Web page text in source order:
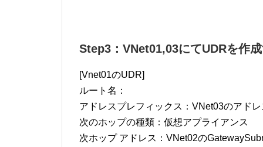
Step3：VNet01,03にてUDRを作
[Vnet01のUDR]
ルート名：
アドレスプレフィックス：VNet03のアド
次のホップの種類：仮想アプライアンス
次ホップ アドレス：VNet02の